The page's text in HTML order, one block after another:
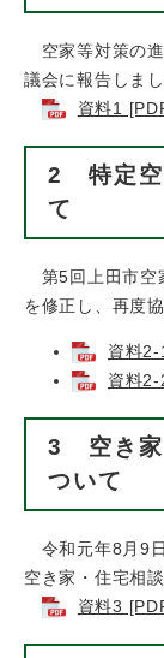
空家等対策の進
議会に報告しまし
資料1
2 特定空
て
第5回上田市空
を修正し、再度
資料
資料
3 空き家
ついて
令和元年8月9
空き家・住宅相
資料3